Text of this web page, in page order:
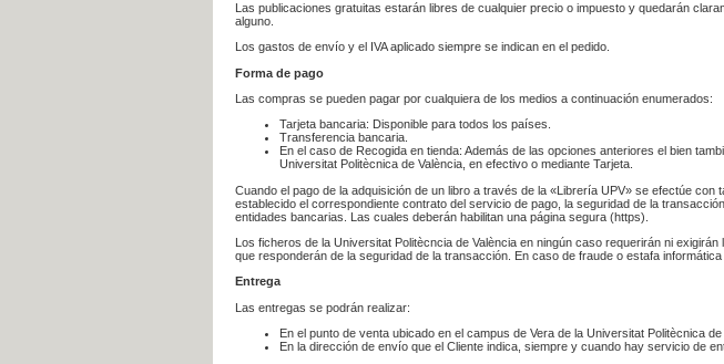
Las publicaciones gratuitas estarán libres de cualquier precio o impuesto y quedarán
alguno.
Los gastos de envío y el IVA aplicado siempre se indican en el pedido.
Forma de pago
Las compras se pueden pagar por cualquiera de los medios a continuación enumerados:
Tarjeta bancaria: Disponible para todos los países.
Transferencia bancaria.
En el caso de Recogida en tienda: Además de las opciones anteriores el bien
Universitat Politècnica de València, en efectivo o mediante Tarjeta.
Cuando el pago de la adquisición de un libro a través de la «Librería UPV» se efectúe
establecido el correspondiente contrato del servicio de pago, la seguridad de la
entidades bancarias. Las cuales deberán habilitan una página segura (https).
Los ficheros de la Universitat Politècncia de València en ningún caso requerirán ni
que responderán de la seguridad de la transacción. En caso de fraude o estafa
Entrega
Las entregas se podrán realizar:
En el punto de venta ubicado en el campus de Vera de la Universitat Politècnica
En la dirección de envío que el Cliente indica, siempre y cuando hay servicio de